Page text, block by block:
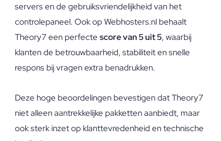
servers en de gebruiksvriendelijkheid van het
controlepaneel. Ook op Webhosters.nl behaalt
Theory7 een perfecte score van 5 uit 5, waarbij
klanten de betrouwbaarheid, stabiliteit en snelle
respons bij vragen extra benadrukken.
Deze hoge beoordelingen bevestigen dat Theory7
niet alleen aantrekkelijke pakketten aanbiedt, maar
ook sterk inzet op klanttevredenheid en technische